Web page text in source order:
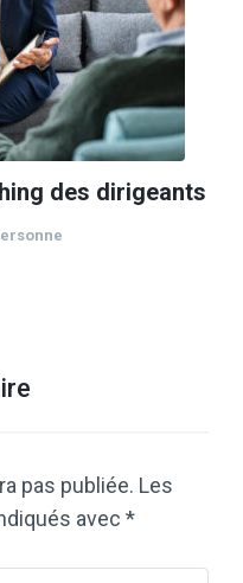
des dirigeants
pas publiée. Les
avec *